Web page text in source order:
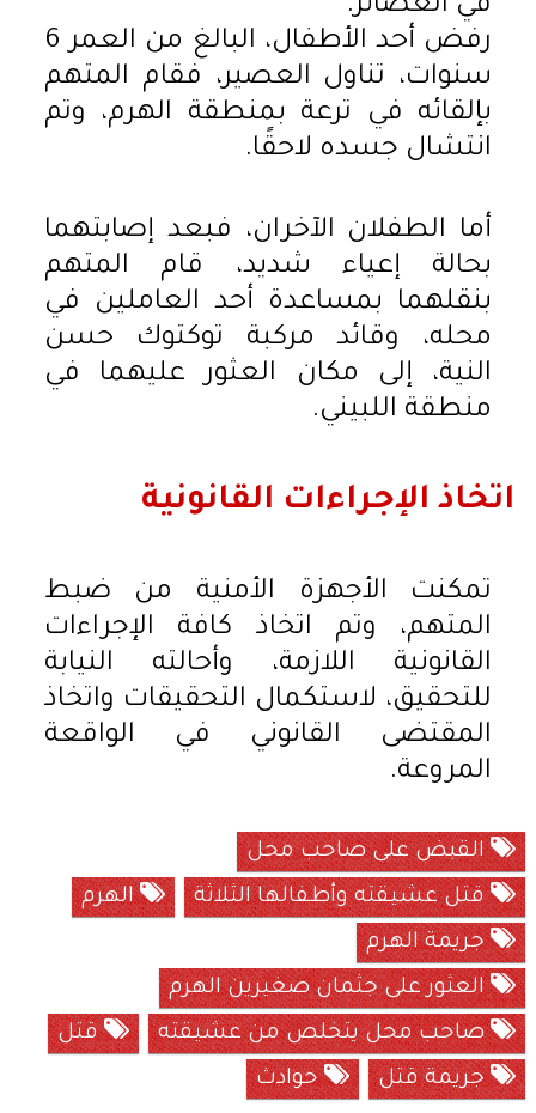
في العصائر.
رفض أحد الأطفال، البالغ من العمر 6
سنوات، تناول العصير، فقام المتهم
بإلقائه في ترعة بمنطقة الهرم، وتم
انتشال جسده لاحقًا.
أما الطفلان الآخران، فبعد إصابتهما
بحالة إعياء شديد، قام المتهم
بنقلهما بمساعدة أحد العاملين في
محله، وقائد مركبة توكتوك حسن
النية، إلى مكان العثور عليهما في
منطقة اللبيني.
اتخاذ الإجراءات القانونية
تمكنت الأجهزة الأمنية من ضبط
المتهم، وتم اتخاذ كافة الإجراءات
القانونية اللازمة، وأحالته النيابة
للتحقيق، لاستكمال التحقيقات واتخاذ
المقتضى القانوني في الواقعة
المروعة.
القبض على صاحب محل
قتل عشيقته وأطفالها الثلاثة
الهرم
جريمة الهرم
العثور على جثمان صغيرين الهرم
صاحب محل يتخلص من عشيقته
قتل
جريمة قتل
حوادث